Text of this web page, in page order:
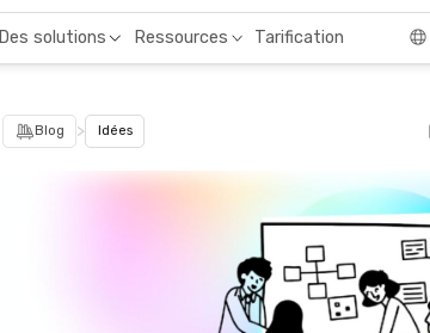
Des solutions Ressources Tarification
Blog > Idées